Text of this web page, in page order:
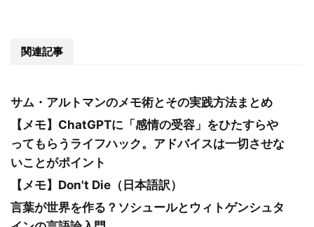
関連記事
サム・アルトマンのメモ術とその実践方法まとめ
【メモ】ChatGPTに「感情の受容」をひたすらや
ってもらうライフハック。アドバイスは一切させな
いことがポイント
【メモ】Don't Die（日本語訳）
言葉が世界を作る？ソシュールとウィトゲンシュタ